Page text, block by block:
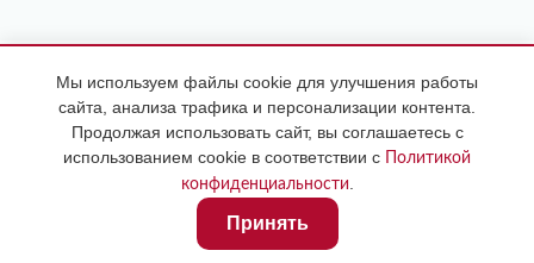
ИМЕЮТСЯ ПРОТИВОПОКАЗАНИЯ
НЕОБХОДИМА КОНСУЛЬТАЦИЯ
СПЕЦИАЛИСТА
Услуги и цены
Мы используем файлы cookie для улучшения работы
сайта, анализа трафика и персонализации контента.
Продолжая использовать сайт, вы соглашаетесь с
использованием cookie в соответствии с
Политикой
конфиденциальности
Принять